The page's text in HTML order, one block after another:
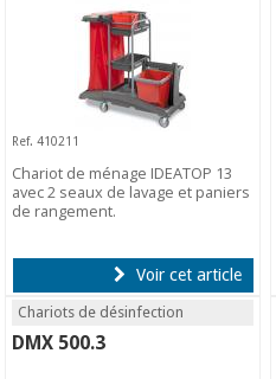
Ref. 410211
Chariot de ménage IDEATOP 13
avec 2 seaux de lavage et paniers
de rangement.
Voir cet article
Chariots de désinfection
DMX 500.3